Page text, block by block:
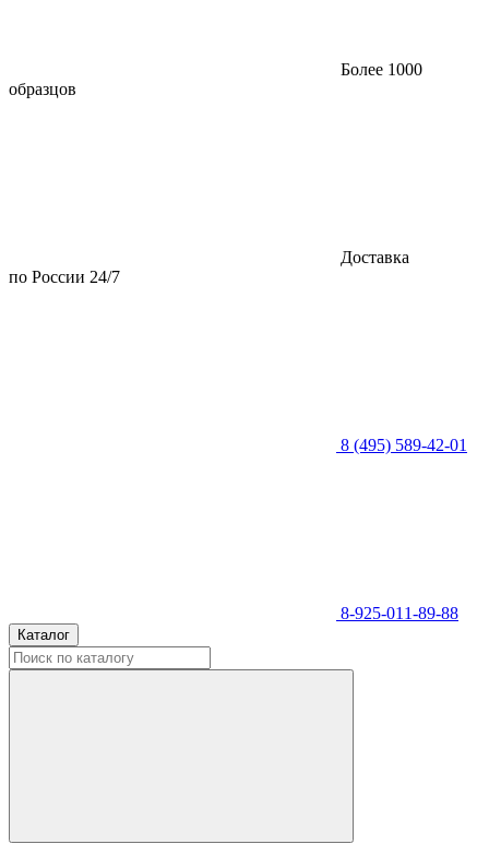
Более 1000
образцов
Доставка
по России 24/7
8 (495) 589-42-01
8-925-011-89-88
Каталог